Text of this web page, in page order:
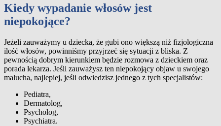
Kiedy wypadanie włosów jest
niepokojące?
Jeżeli zauważymy u dziecka, że gubi ono większą niż fizjologiczna
ilość włosów, powinniśmy przyjrzeć się sytuacji z bliska. Z
pewnością dobrym kierunkiem będzie rozmowa z dzieckiem oraz
porada lekarza. Jeśli zauważysz ten niepokojący objaw u swojego
malucha, najlepiej, jeśli odwiedzisz jednego z tych specjalistów:
Pediatra,
Dermatolog,
Psycholog,
Psychiatra.